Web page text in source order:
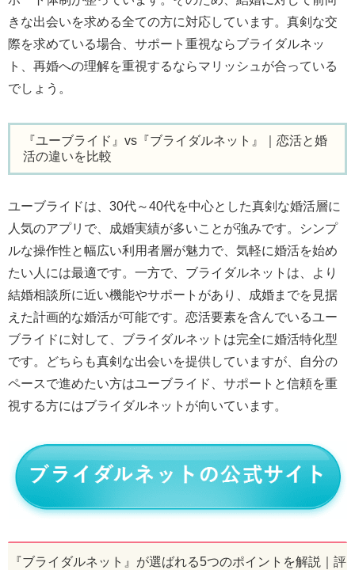
きな出会いを求める全ての方に対応しています。真剣な交
際を求めている場合、サポート重視ならブライダルネッ
ト、再婚への理解を重視するならマリッシュが合っている
でしょう。
『ユーブライド』vs『ブライダルネット』｜恋活と婚
活の違いを比較
ユーブライドは、30代～40代を中心とした真剣な婚活層に
人気のアプリで、成婚実績が多いことが強みです。シンプ
ルな操作性と幅広い利用者層が魅力で、気軽に婚活を始め
たい人には最適です。一方で、ブライダルネットは、より
結婚相談所に近い機能やサポートがあり、成婚までを見据
えた計画的な婚活が可能です。恋活要素を含んでいるユー
ブライドに対して、ブライダルネットは完全に婚活特化型
です。どちらも真剣な出会いを提供していますが、自分の
ペースで進めたい方はユーブライド、サポートと信頼を重
視する方にはブライダルネットが向いています。
『ブライダルネット』が選ばれる5つのポイントを解説｜評